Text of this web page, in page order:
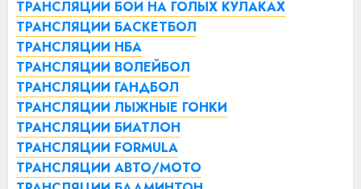
ТРАНСЛЯЦИИ БОИ НА ГОЛЫХ КУЛАКАХ
ТРАНСЛЯЦИИ БАСКЕТБОЛ
ТРАНСЛЯЦИИ НБА
ТРАНСЛЯЦИИ ВОЛЕЙБОЛ
ТРАНСЛЯЦИИ ГАНДБОЛ
ТРАНСЛЯЦИИ ЛЫЖНЫЕ ГОНКИ
ТРАНСЛЯЦИИ БИАТЛОН
ТРАНСЛЯЦИИ FORMULA
ТРАНСЛЯЦИИ АВТО/МОТО